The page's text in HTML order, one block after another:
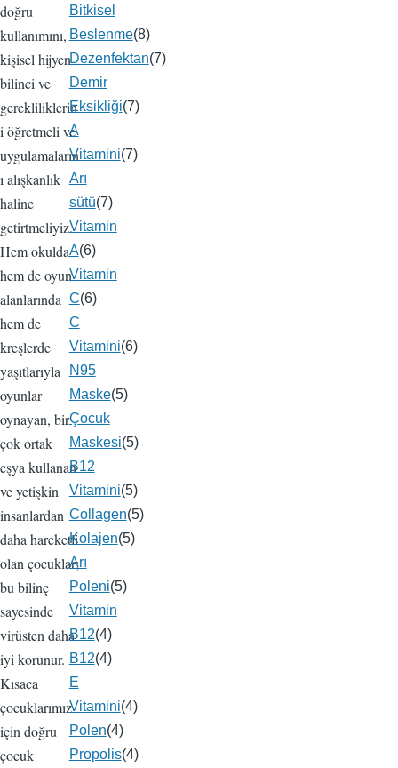
doğru
kullanımını,
kişisel hijyen
bilinci ve
gerekliliklerin
i öğretmeli ve
uygulamaların
ı alışkanlık
haline
getirtmeliyiz.
Hem okulda
hem de oyun
alanlarında
hem de
kreşlerde
yaşıtlarıyla
oyunlar
oynayan, bir
çok ortak
eşya kullanan
ve yetişkin
insanlardan
daha hareketli
olan çocuklar;
bu bilinç
sayesinde
virüsten daha
iyi korunur.
Kısaca
çocuklarımız
için doğru
çocuk
Bitkisel
Beslenme(8)
Dezenfektan(7)
Demir
Eksikliği(7)
A
Vitamini(7)
Arı
sütü(7)
Vitamin
A(6)
Vitamin
C(6)
C
Vitamini(6)
N95
Maske(5)
Çocuk
Maskesi(5)
B12
Vitamini(5)
Collagen(5)
Kolajen(5)
Arı
Poleni(5)
Vitamin
B12(4)
B12(4)
E
Vitamini(4)
Polen(4)
Propolis(4)